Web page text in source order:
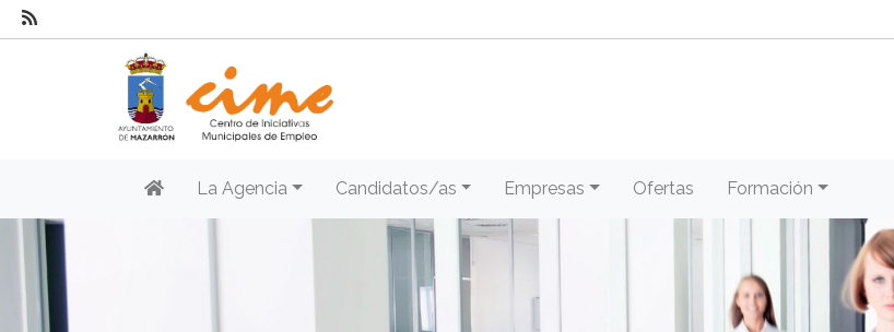
La Agencia Candidatos/as Empresas Ofertas Formación